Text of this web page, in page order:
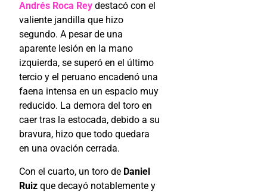
Andrés Roca Rey destacó con el
valiente jandilla que hizo
segundo. A pesar de una
aparente lesión en la mano
izquierda, se superó en el último
tercio y el peruano encadenó una
faena intensa en un espacio muy
reducido. La demora del toro en
caer tras la estocada, debido a su
bravura, hizo que todo quedara
en una ovación cerrada.
Con el cuarto, un toro de Daniel
Ruiz que decayó notablemente y